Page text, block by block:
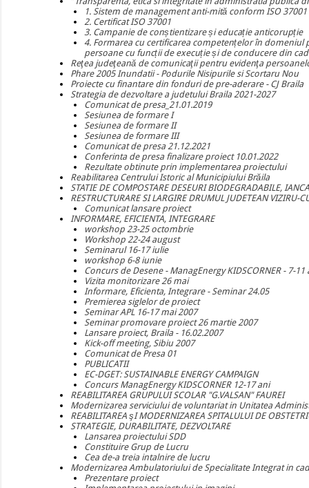
1. Sistem de management anti-mită conform ISO 37001
2. Certificat ISO 37001
3. Campanie de conștientizare și educație anticorupție
4. Formarea cu certificarea competențelor în
persoane cu funcții de execuție și de conducere din
Reţea judeţeană de comunicaţii pentru evidenţa
Phare 2005 Inundatii - Podurile Nisipurile si Scortaru Nou
Proiecte cu finantare din fonduri de pre-aderare - CJ Braila
Strategia de dezvoltare a judetului Braila 2021-2027
Comunicat de presa_21.01.2019
Sesiunea de formare I
Sesiunea de formare II
Sesiunea de formare III
Comunicat de presa 21.12.2021
Conferinta de presa finalizare proiect 10.01.2022
Rezultate obtinute prin implementarea proiectului
Reabilitarea Centrului Istoric al Municipiului Brăila
STATIE DE COMPOSTARE DESEURI BIODEGRADABILE,
RESTRUCTURARE SI LARGIRE DRUMUL JUDETEAN VIZIRU-
Comunicat lansare proiect
INFORMARE, EFICIENTA, INTEGRARE
workshop 23-25 octombrie
Workshop 22-24 august
Seminarul 16-17 iulie
workshop 6-8 iunie
Concurs de Desene - ManagEnergy KIDSCORNER - 7-11
Vizita monitorizare 26 mai
Informare, Eficienta, Integrare - Seminar 24.05
Premierea siglelor de proiect
Seminar APL 16-17 mai 2007
Seminar promovare proiect 26 martie 2007
Lansare proiect, Braila - 16.02.2007
Kick-off meeting, Sibiu 2007
Comunicat de Presa 01
PUBLICATII
EC-DGET: SUSTAINABLE ENERGY CAMPAIGN
Concurs ManagEnergy KIDSCORNER 12-17 ani
REABILITAREA GRUPULUI SCOLAR "G.VALSAN" FAUREI
Modernizarea serviciului de voluntariat in Unitatea
REABILITAREA şI MODERNIZAREA SPITALULUI DE
STRATEGIE, DURABILITATE, DEZVOLTARE
Lansarea proiectului SDD
Constituire Grup de Lucru
Cea de-a treia intalnire de lucru
Modernizarea Ambulatoriului de Specialitate Integrat in
Prezentare proiect